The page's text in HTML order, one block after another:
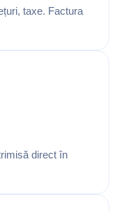
taxe. Factura
direct în